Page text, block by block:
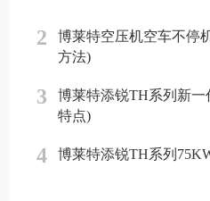
2
博莱特空压机空车不停
方法)
3
博莱特添锐TH系列新
特点)
4 博莱特添锐TH系列